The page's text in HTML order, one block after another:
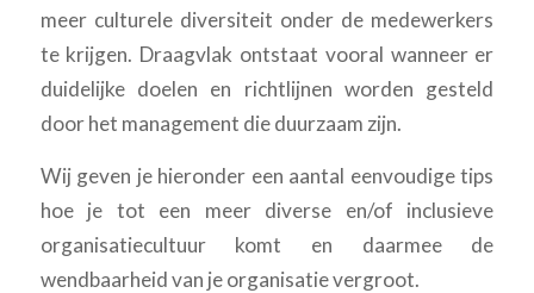
meer culturele diversiteit onder de medewerkers
te krijgen. Draagvlak ontstaat vooral wanneer er
duidelijke doelen en richtlijnen worden gesteld
door het management die duurzaam zijn.
Wij geven je hieronder een aantal eenvoudige tips
hoe je tot een meer diverse en/of inclusieve
organisatiecultuur komt en daarmee de
wendbaarheid van je organisatie vergroot.